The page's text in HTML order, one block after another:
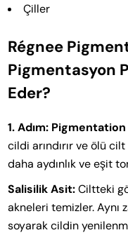
Çiller
Régnee
Pigmentasyon
Eder?
1. Adım:
cildi arındırır ve ölü
daha aydınlık ve eşit
Salisilik Asit:Ciltteki
akneleri temizler.
soyarak cildin